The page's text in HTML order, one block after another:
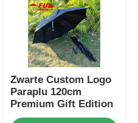
Zwarte Custom Logo
Paraplu 120cm
Premium Gift Edition